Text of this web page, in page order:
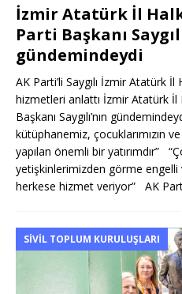
İzmir Atatürk İl
Parti Başkanı
gündemindeydi
AK Parti’li Saygılı İzmir Atatürk
hizmetleri anlattı İzmir Atatürk İl
Başkanı Saygılı’nın
kütüphanemiz, çocuklarımızın
yapılan önemli bir yatırımdır”
yetişkinlerimizden görme engelli
herkese hizmet veriyor” AK
SIVIL TOPLUM KURULUŞLARI